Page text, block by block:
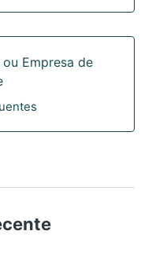
Empresa de